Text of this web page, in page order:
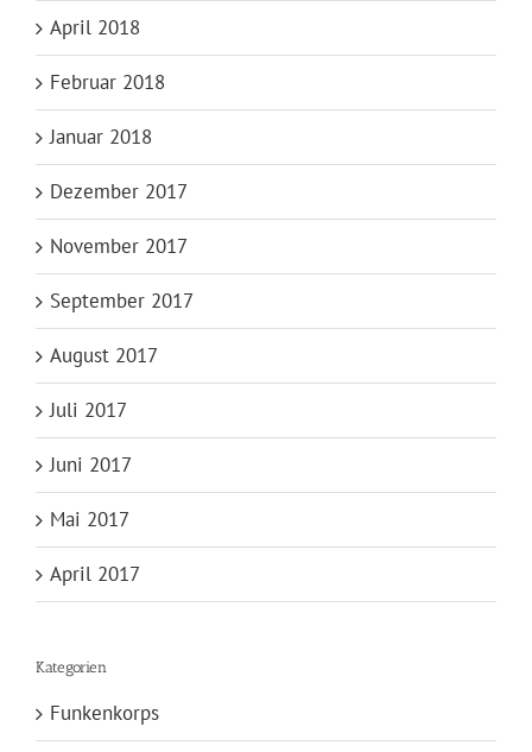
April 2018
Februar 2018
Januar 2018
Dezember 2017
November 2017
September 2017
August 2017
Juli 2017
Juni 2017
Mai 2017
April 2017
Kategorien
Funkenkorps